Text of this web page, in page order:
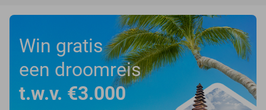
Win gratis
een droomreis
t.w.v. €3.000